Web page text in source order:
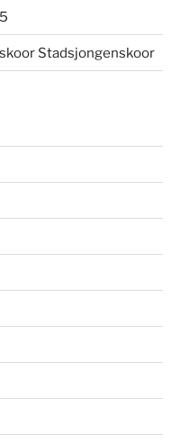
Stadsjongenskoor